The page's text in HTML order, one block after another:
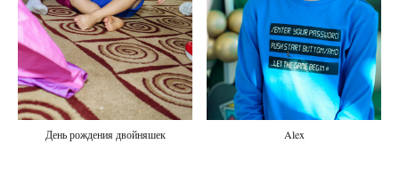
День рождения двойняшек Alex